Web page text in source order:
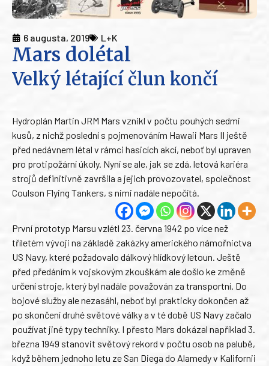
6 augusta, 2019 L+K
Mars dolétal
Velký létající člun končí
Hydroplán Martin JRM Mars vznikl v počtu pouhých sedmi
kusů, z nichž poslední s pojmenováním Hawaii Mars II ještě
před nedávnem létal v rámci hasicích akcí, neboť byl upraven
pro protipožární úkoly. Nyní se ale, jak se zdá, letová kariéra
strojů definitivně završila a jejich provozovatel, společnost
Coulson Flying Tankers, s nimi nadále nepočítá.
První prototyp Marsu vzlétl 23. června 1942 po více než
tříletém vývoji na základě zakázky amerického námořnictva
US Navy, které požadovalo dálkový hlídkový letoun. Ještě
před předáním k vojskovým zkouškám ale došlo ke změně
určení stroje, který byl nadále považován za transportní. Do
bojové služby ale nezasáhl, neboť byl prakticky dokončen až
po skončení druhé světové války a v té době US Navy začalo
používat jiné typy techniky. I přesto Mars dokázal například 3.
března 1949 stanovit světový rekord v počtu osob na palubě,
když během jednoho letu ze San Diega do Alamedy v Kalifornii